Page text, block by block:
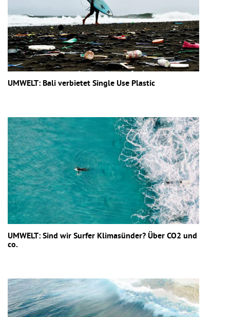
UMWELT: Bali verbietet Single Use Plastic
UMWELT: Sind wir Surfer Klimasünder? Über CO2 und
co.